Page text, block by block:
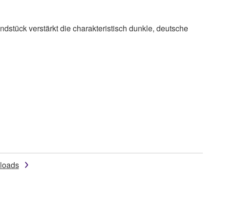
verstärkt die charakteristisch dunkle, deutsche